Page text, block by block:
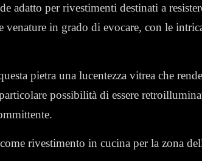
adatto per rivestimenti destinati a
venature in grado di evocare, con le
pietra una lucentezza vitrea che
possibilità di essere
rivestimento in cucina per la zona